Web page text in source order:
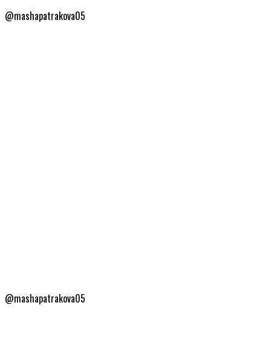
@mashapatrakova05
@mashapatrakova05